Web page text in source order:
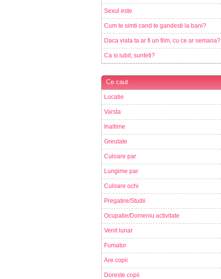
Sexul este
Cum te simti cand te gandesti la bani?
Daca viata ta ar fi un film, cu ce ar semana?
Ca si iubit, sunteti?
Ce caut
Locatie
Varsta
Inaltime
Greutate
Culoare par
Lungime par
Culoare ochi
Pregatire/Studii
Ocupatie/Domeniu activitate
Venit lunar
Fumator
Are copii
Doreste copii